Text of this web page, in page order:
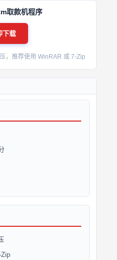
取款机程序
下载
，推荐使用 WinRAR 或 7-Zip